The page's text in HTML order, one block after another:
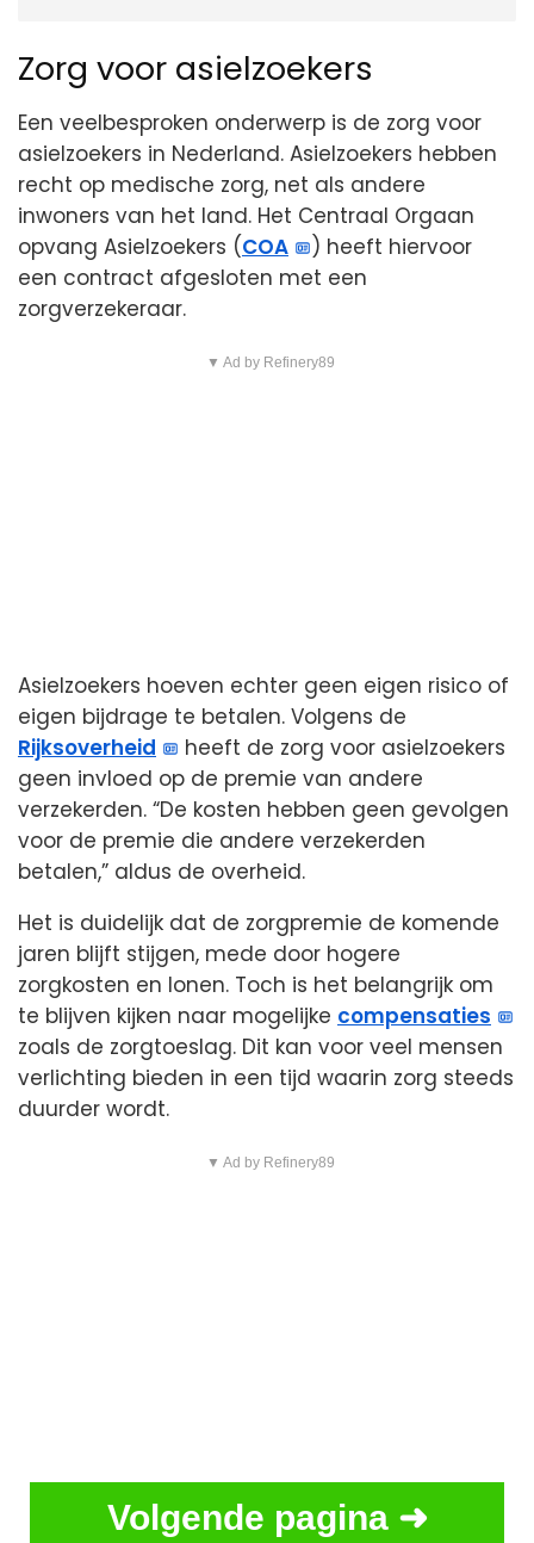
Zorg voor asielzoekers
Een veelbesproken onderwerp is de zorg voor
asielzoekers in Nederland. Asielzoekers hebben
recht op medische zorg, net als andere
inwoners van het land. Het Centraal Orgaan
opvang Asielzoekers (COA
) heeft hiervoor
een contract afgesloten met een
zorgverzekeraar.
▼ Ad by Refinery89
Asielzoekers hoeven echter geen eigen risico of
eigen bijdrage te betalen. Volgens de
Rijksoverheid
heeft de zorg voor asielzoekers
geen invloed op de premie van andere
verzekerden. “De kosten hebben geen gevolgen
voor de premie die andere verzekerden
betalen,” aldus de overheid.
Het is duidelijk dat de zorgpremie de komende
jaren blijft stijgen, mede door hogere
zorgkosten en lonen. Toch is het belangrijk om
te blijven kijken naar mogelijke compensaties
zoals de zorgtoeslag. Dit kan voor veel mensen
verlichting bieden in een tijd waarin zorg steeds
duurder wordt.
▼ Ad by Refinery89
Volgende pagina ➜